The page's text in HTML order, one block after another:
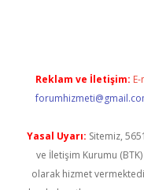
Reklam ve İletişim:
Yasal Uyarı: Sitemiz,
ve İletişim Kurumu
olarak hizmet